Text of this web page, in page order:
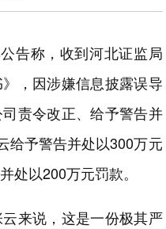
告称，收到河北证监局
，因涉嫌信息披露误导
责令改正、给予警告并
给予警告并处以300万元
处以200万元罚款。
来说，这是一份极其严